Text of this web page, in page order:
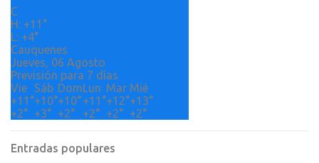
s
C
H: +11°
L: +4°
Cauquenes
Jueves, 06 Agosto
Previsión para 7 días
Vie
Sáb DomLun Mar Mié
+11°+10°+10°+11°+12°+13°
+2° +3° +2° +2° +2° +2°
Entradas populares